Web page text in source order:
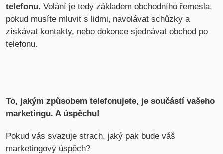
telefonu. Volání je tedy základem obchodního řemesla,
pokud musíte mluvit s lidmi, navolávat schůzky a
získávat kontakty, nebo dokonce sjednávat obchod po
telefonu.
To, jakým způsobem telefonujete, je součástí vašeho
marketingu. A úspěchu!
Pokud vás svazuje strach, jaký pak bude váš
marketingový úspěch?